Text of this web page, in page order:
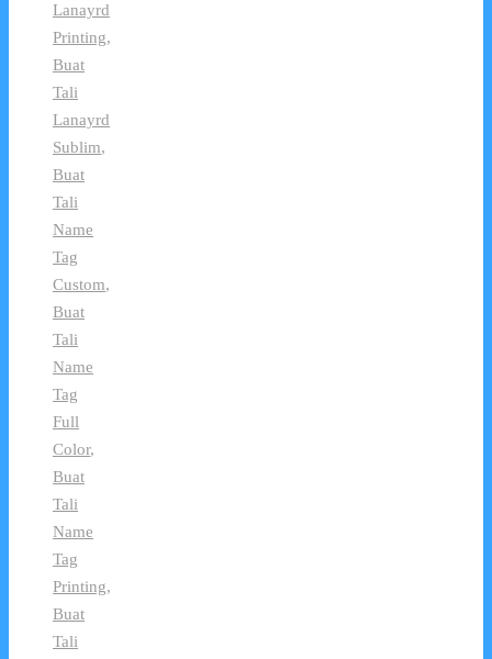
Lanayrd
Printing,
Buat
Tali
Lanayrd
Sublim,
Buat
Tali
Name
Tag
Custom,
Buat
Tali
Name
Tag
Full
Color,
Buat
Tali
Name
Tag
Printing,
Buat
Tali